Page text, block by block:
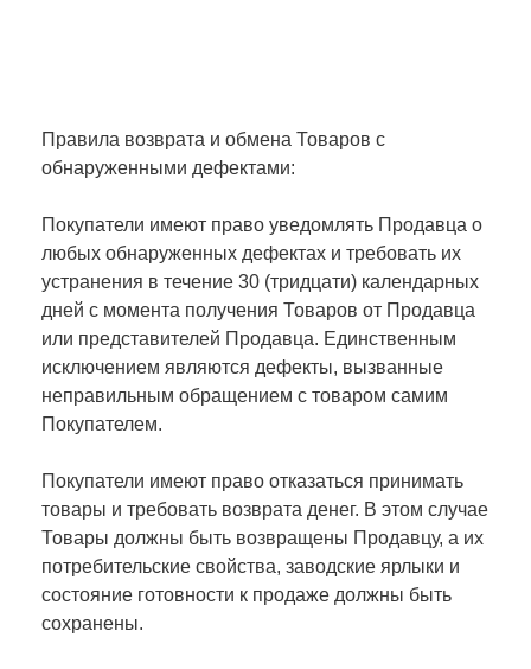
Правила возврата и обмена Товаров с
обнаруженными дефектами:
Покупатели имеют право уведомлять Продавца о
любых обнаруженных дефектах и требовать их
устранения в течение 30 (тридцати) календарных
дней с момента получения Товаров от Продавца
или представителей Продавца. Единственным
исключением являются дефекты, вызванные
неправильным обращением с товаром самим
Покупателем.
Покупатели имеют право отказаться принимать
товары и требовать возврата денег. В этом случае
Товары должны быть возвращены Продавцу, а их
потребительские свойства, заводские ярлыки и
состояние готовности к продаже должны быть
сохранены.